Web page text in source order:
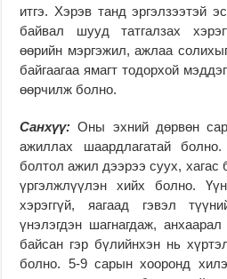
итгэ. Хэрэв танд эргэлзээтэй
байвал шууд татгалзах
өөрийн мэргэжил, ажлаа
байгаагаа ямагт тодорхой
өөрчилж болно.
Санхүү:Оны эхний дөрвөн
ажиллах шаардлагатай
болтол ажил дээрээ суух, хагас
үргэлжлүүлэн хийх болно.
хэрэггүй, яагаад гэвэл
үнэлэгдэн шагнагдаж,
байсан гэр бүлийнхэн нь
болно. 5-9 сарын хооронд